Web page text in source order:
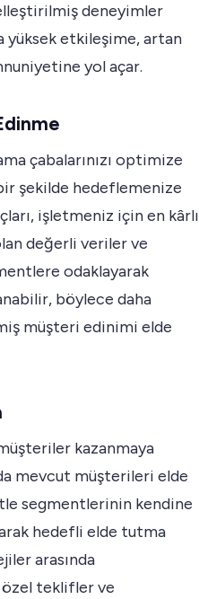
deneyimler
yüksek etkileşime, artan
yol açar.
çabalarınızı optimize
şekilde hedeflemenize
işletmeniz için en kârlı
değerli veriler ve
odaklayarak
böylece daha
müşteri edinimi elde
kazanmaya
mevcut müşterileri elde
segmentlerinin kendine
hedefli elde tutma
arasında
özel teklifler ve